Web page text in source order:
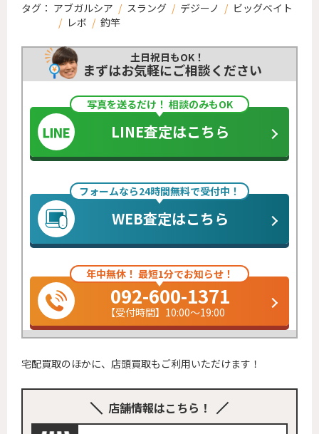
タグ： アブガルシア / スラング / デジーノ / ビッグベイト
/ レボ / 釣竿
土日祝日もOK！
まずはお気軽にご相談ください
写真を送るだけ！ 相談のみもOK
LINE査定はこちら
フォームなら24時間無料で受付中！
WEB査定はこちら
年中無休！ 最短1分でお知らせ！
092-600-1371
【受付時間】10:00～19:00
宅配買取のほかに、店頭買取もご利用いただけます！
店舗情報はこちら！